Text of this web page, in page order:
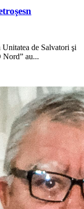
de Salvatori şi
Nord” au...